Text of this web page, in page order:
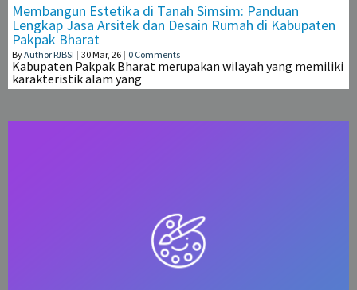
Membangun Estetika di Tanah Simsim: Panduan
Lengkap Jasa Arsitek dan Desain Rumah di Kabupaten
Pakpak Bharat
ByAuthor PJBSI | 30 Mar, 26 | 0 Comments
Kabupaten Pakpak Bharat merupakan wilayah yang memiliki
karakteristik alam yang